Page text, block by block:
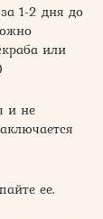
1-2 дня до
или
и не
ее.